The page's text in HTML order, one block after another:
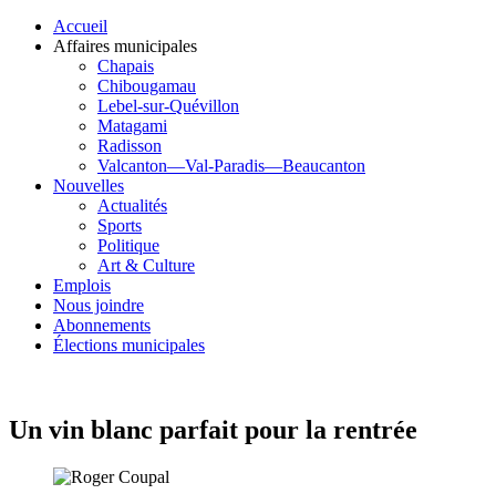
Accueil
Affaires municipales
Chapais
Chibougamau
Lebel-sur-Quévillon
Matagami
Radisson
Valcanton—Val-Paradis—Beaucanton
Nouvelles
Actualités
Sports
Politique
Art & Culture
Emplois
Nous joindre
Abonnements
Élections municipales
Un vin blanc parfait pour la rentrée